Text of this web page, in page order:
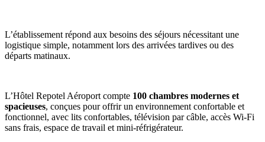
L’établissement répond aux besoins des séjours nécessitant une
logistique simple, notamment lors des arrivées tardives ou des
départs matinaux.
L’Hôtel Repotel Aéroport compte 100 chambres modernes et
spacieuses, conçues pour offrir un environnement confortable et
fonctionnel, avec lits confortables, télévision par câble, accès Wi-Fi
sans frais, espace de travail et mini-réfrigérateur.